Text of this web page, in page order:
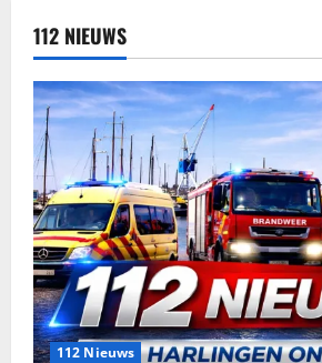
112 NIEUWS
112 Nieuws